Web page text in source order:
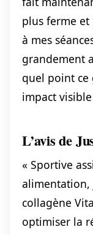
plus ferme
à mes
grandement
quel point ce
impact
L’avis de
« Sportive
alimentation,
collagène
optimiser la